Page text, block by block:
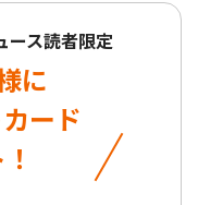
ース読者限定
に
ード